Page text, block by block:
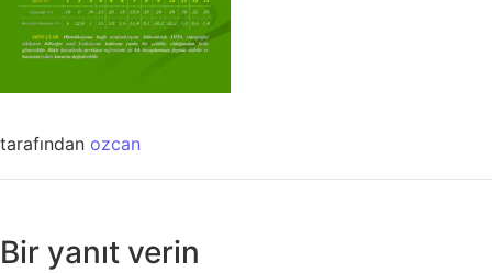
tarafından ozcan
Bir yanıt verin